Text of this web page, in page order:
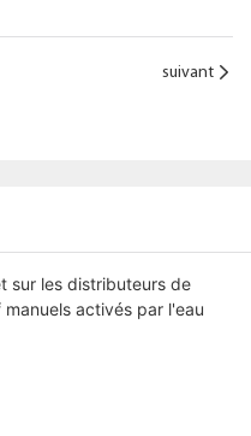
suivant
sur les distributeurs de
activés par l'eau